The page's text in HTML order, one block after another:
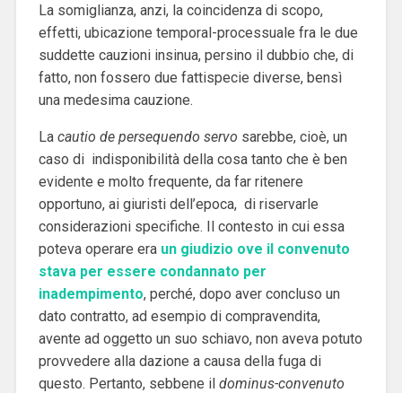
La somiglianza, anzi, la coincidenza di scopo,
effetti, ubicazione temporal-processuale fra le due
suddette cauzioni insinua, persino il dubbio che, di
fatto, non fossero due fattispecie diverse, bensì
una medesima cauzione.
La cautio de persequendo servo sarebbe, cioè, un
caso di indisponibilità della cosa tanto che è ben
evidente e molto frequente, da far ritenere
opportuno, ai giuristi dell’epoca, di riservarle
considerazioni specifiche. Il contesto in cui essa
poteva operare era un giudizio ove il convenuto
stava per essere condannato per
inadempimento, perché, dopo aver concluso un
dato contratto, ad esempio di compravendita,
avente ad oggetto un suo schiavo, non aveva potuto
provvedere alla dazione a causa della fuga di
questo. Pertanto, sebbene il dominus-convenuto